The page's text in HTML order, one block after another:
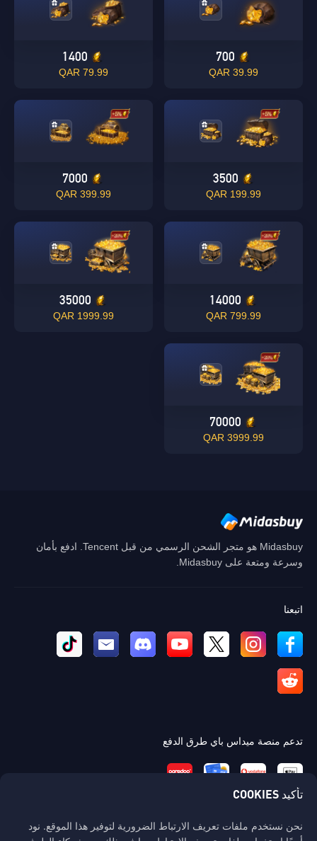
Singapore
700
39.99 QAR
1400
79.99 QAR
3500
199.99 QAR
7000
399.99 QAR
14000
799.99 QAR
35000
1999.99 QAR
70000
3999.99 QAR
Midasbuy هو متجر الشحن الرسمي من قبل Tencent. ادفع بأمان
وسرعة ومتعة على Midasbuy.
اتبعنا
تدعم منصة ميداس باي طرق الدفع
اتصل بنا
تأكيد COOKIES
نحن نستخدم ملفات تعريف الارتباط الضرورية لتوفير هذا الموقع. نود